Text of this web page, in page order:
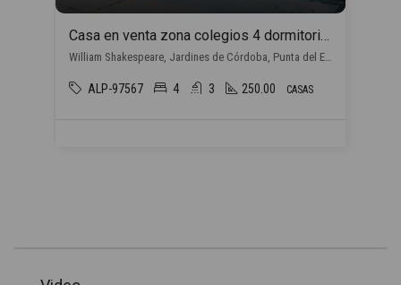
Casa en venta zona colegios 4 dormitorios en Punta del Este
William Shakespeare, Jardines de Córdoba, Punta del Este
ALP-97567 4 3 250.00 CASAS